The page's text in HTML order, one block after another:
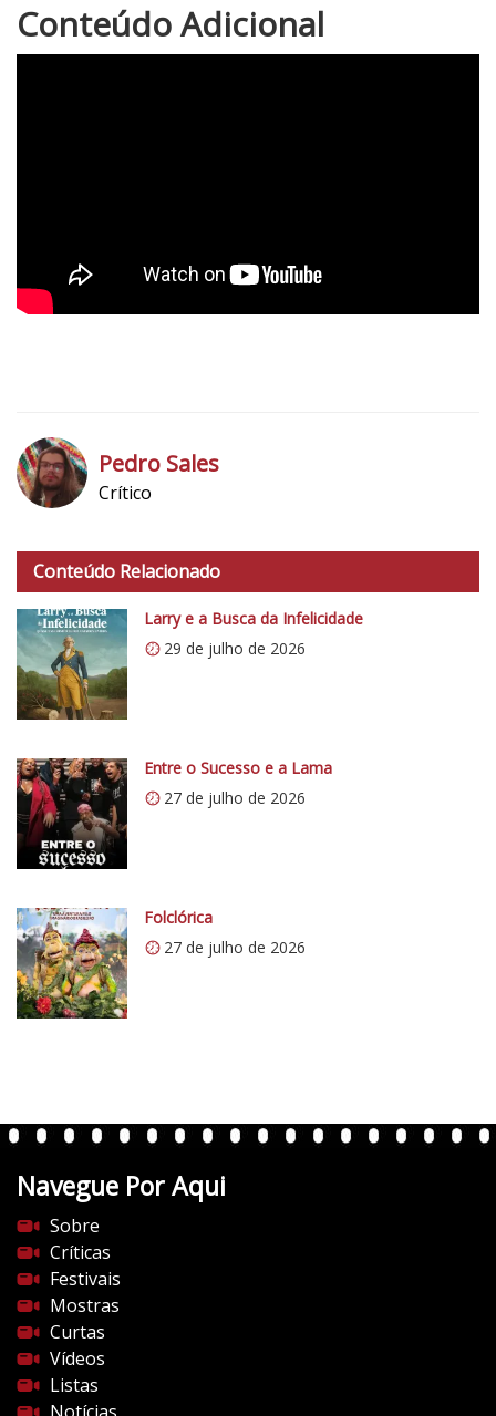
N
o
Conteúdo Adicional
t
p
s
:
/
/
0
.
w
p
.
o
m
/
v
e
n
e
d
o
c
i
n
e
m
Pedro Sales
Crítico
Conteúdo Relacionado
Larry e a Busca da Infelicidade
29 de julho de 2026
Entre o Sucesso e a Lama
27 de julho de 2026
Folclórica
27 de julho de 2026
Navegue Por Aqui
Sobre
Críticas
Festivais
Mostras
Curtas
Vídeos
Listas